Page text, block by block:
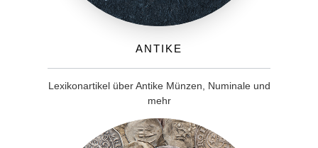
Antike
Lexikonartikel über Antike Münzen, Numinale und
mehr